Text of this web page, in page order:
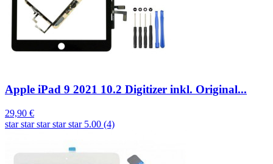
Apple iPad 9 2021 10.2 Digitizer inkl. Original...
29,90 €
star star star star star 5.00 (4)